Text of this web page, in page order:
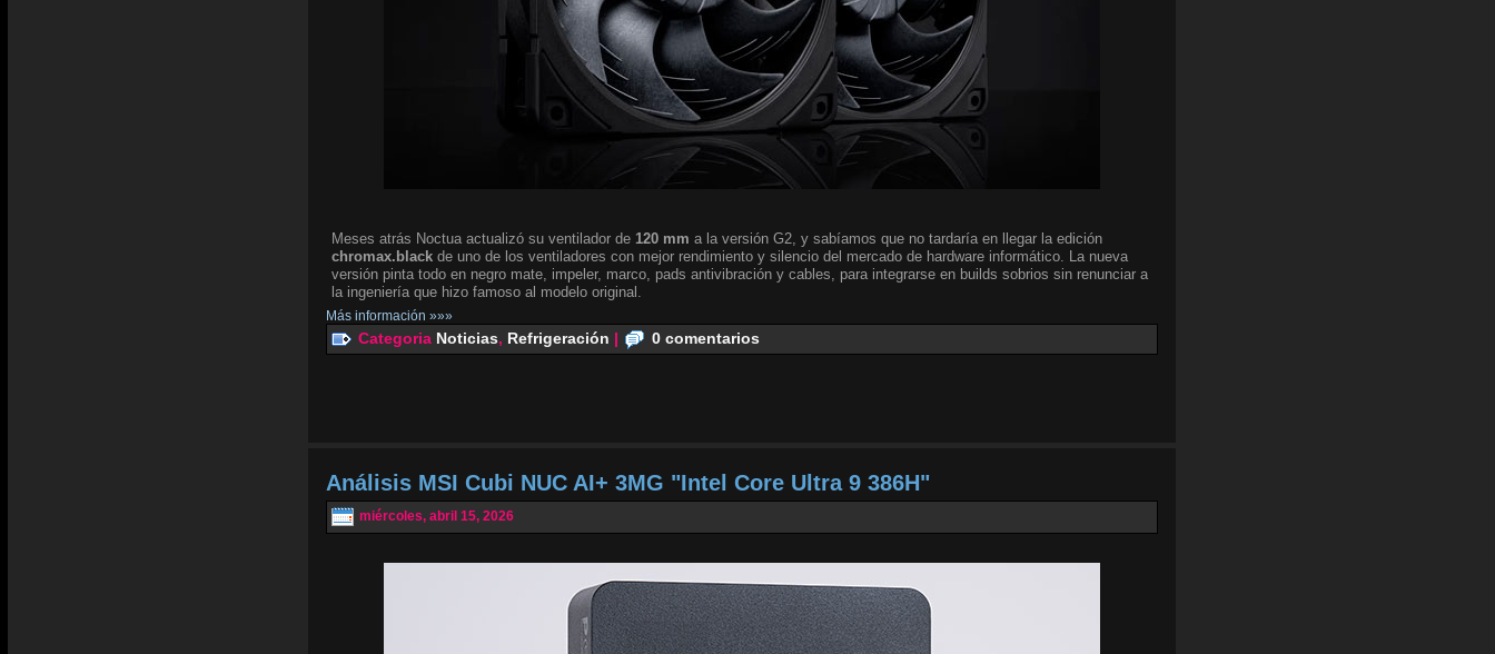
Meses atrás Noctua actualizó su ventilador de 120 mm a la versión G2, y sabíamos que no tardaría en llegar la edición
chromax.black de uno de los ventiladores con mejor rendimiento y silencio del mercado de hardware informático. La nueva
versión pinta todo en negro mate, impeler, marco, pads antivibración y cables, para integrarse en builds sobrios sin renunciar a
la ingeniería que hizo famoso al modelo original.
Más información »»»
Categoria Noticias, Refrigeración | 0 comentarios
Análisis MSI Cubi NUC AI+ 3MG "Intel Core Ultra 9 386H"
miércoles, abril 15, 2026